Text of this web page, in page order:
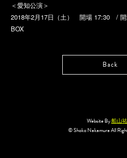
＜愛知公演＞
2018年2月17日（土） 開場 17:30 /
BOX
Back
Website By船山
© Shoko Nakamura All